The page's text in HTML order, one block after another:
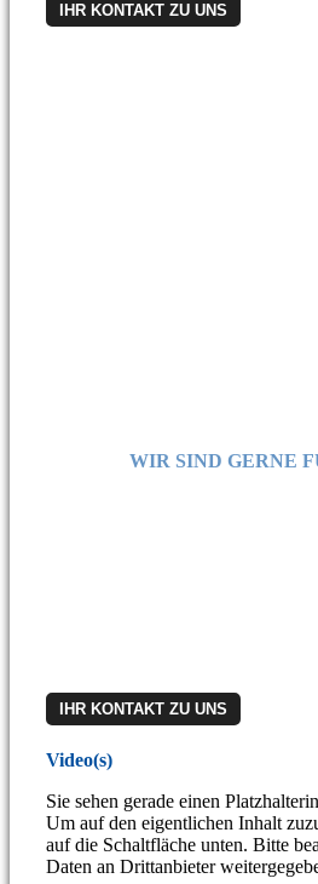
IHR KONTAKT ZU UNS
WIR SIND GERNE
IHR KONTAKT ZU UNS
Video(s)
Sie sehen gerade einen
Um auf den eigentlichen Inhalt
auf die Schaltfläche unten. Bitte
Daten an Drittanbieter